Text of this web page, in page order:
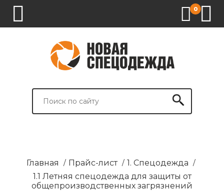
0
СПЕЦОДЕЖДА
СПЕЦОБУВЬ
СРЕДСТВА
ВСПОМОГАТЕЛЬНЫЕ
БРЕНДИРОВАНИЕ
Главная / Прайс-лист / 1. Спецодежда /
1.1 Летняя спецодежда для защиты от
общепроизводственных загрязнений